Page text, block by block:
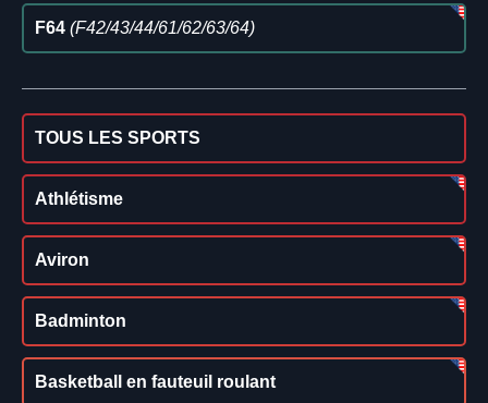
F64 (F42/43/44/61/62/63/64)
TOUS LES SPORTS
Athlétisme
Aviron
Badminton
Basketball en fauteuil roulant